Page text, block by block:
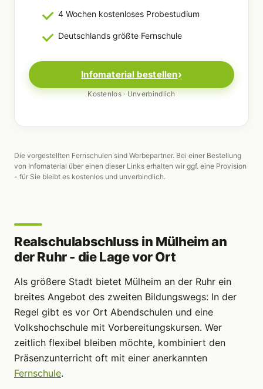
4 Wochen kostenloses Probestudium
Deutschlands größte Fernschule
Infomaterial bestellen
Kostenlos · Unverbindlich
Die vorgestellten Fernschulen sind Werbepartner. Bei einer Bestellung
von Infomaterial über einen dieser Links erhalten wir ggf. eine Provision
- für Sie bleibt es kostenlos und unverbindlich.
Realschulabschluss in Mülheim an
der Ruhr - die Lage vor Ort
Als größere Stadt bietet Mülheim an der Ruhr ein
breites Angebot des zweiten Bildungswegs: In der
Regel gibt es vor Ort Abendschulen und eine
Volkshochschule mit Vorbereitungskursen. Wer
zeitlich flexibel bleiben möchte, kombiniert den
Präsenzunterricht oft mit einer anerkannten
Fernschule.